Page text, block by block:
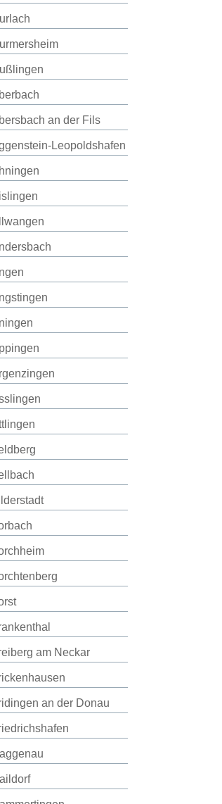
an der Fils
Leopoldshafen
am Neckar
an der Donau